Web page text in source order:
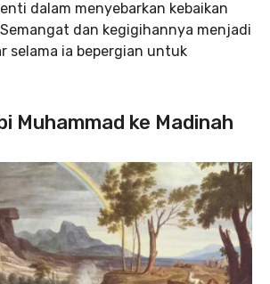
dalam menyebarkan kebaikan
dan kegigihannya menjadi
selama ia bepergian untuk
Muhammad ke Madinah